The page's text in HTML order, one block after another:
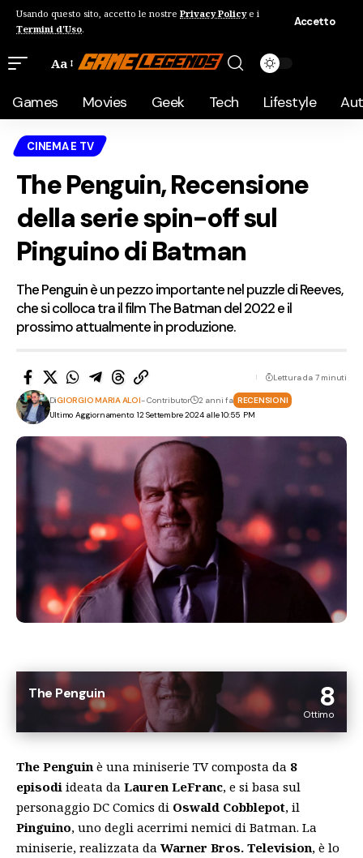
Usando questo sito, accetto le nostre Privacy Policye i
Termini d'Uso.
Accetto
Aa
Games Movies Geek Tech Lifestyle
CINEMA E TV
The Penguin, Recensione
della serie spin-off sul
Pinguino di Batman
The Penguin è un pezzo importante nel puzzle di Reeves,
che si colloca tra il film The Batman del 2022 e il
prossimo attualmente in produzione.
Ultimo Aggiornamento: 12 Settembre 2024 alle 10:55 PM
DiGIORGIO MARIA ALOI- Contributor 2 anni fa RECENSIONI
Lettura da 7 minuti
8
Ottimo
The Penguin
The Penguin è una miniserie TV composta da 8
episodi ideata da Lauren LeFranc, e si basa sul
personaggio DC Comics di Oswald Cobblepot, il
Pinguino, uno degli acerrimi nemici di Batman. La
miniserie, realizzata da Warner Bros. Television, è lo